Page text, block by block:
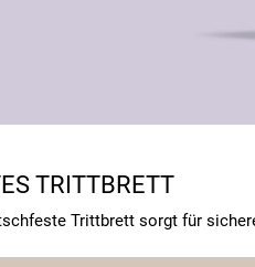
TRITTBRETT
Trittbrett sorgt für